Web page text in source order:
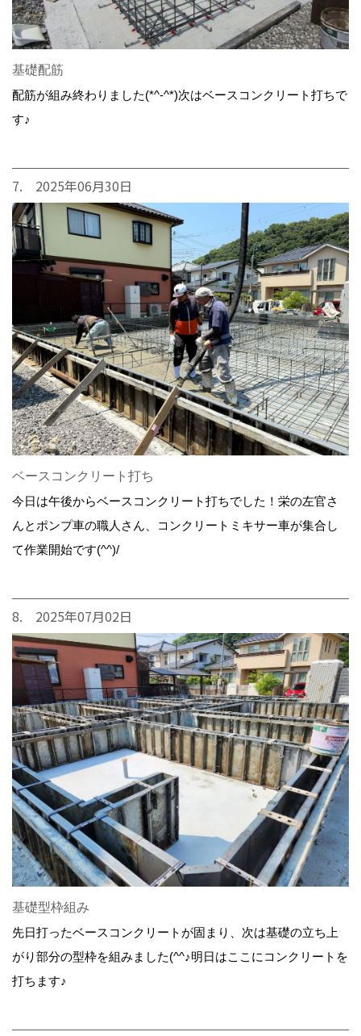
基礎配筋
配筋が組み終わりました(*^-^*)次はベースコンクリート打ちで
す♪
7. 2025年06月30日
ベースコンクリート打ち
今日は午後からベースコンクリート打ちでした！栄の左官さ
んとポンプ車の職人さん、コンクリートミキサー車が集合し
て作業開始です(^^)/
8. 2025年07月02日
基礎型枠組み
先日打ったベースコンクリートが固まり、次は基礎の立ち上
がり部分の型枠を組みました(^^♪明日はここにコンクリートを
打ちます♪